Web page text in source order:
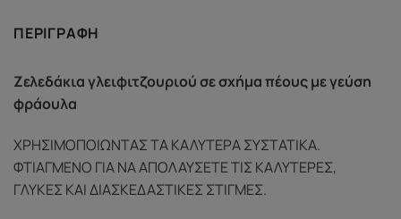
ΠΕΡΙΓΡΑΦΉ
Ζελεδάκια γλειφιτζουριού σε σχήμα πέους με γεύση
φράουλα
ΧΡΗΣΙΜΟΠΟΙΩΝΤΑΣ ΤΑ ΚΑΛΥΤΕΡΑ ΣΥΣΤΑΤΙΚΑ.
ΦΤΙΑΓΜΕΝΟ ΓΙΑ ΝΑ ΑΠΟΛΑΥΣΕΤΕ ΤΙΣ ΚΑΛΥΤΕΡΕΣ,
ΓΛΥΚΕΣ ΚΑΙ ΔΙΑΣΚΕΔΑΣΤΙΚΕΣ ΣΤΙΓΜΕΣ.